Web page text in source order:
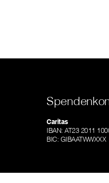
Caritas
IBAN: AT23 2011
BIC: GIBAATWWXXX